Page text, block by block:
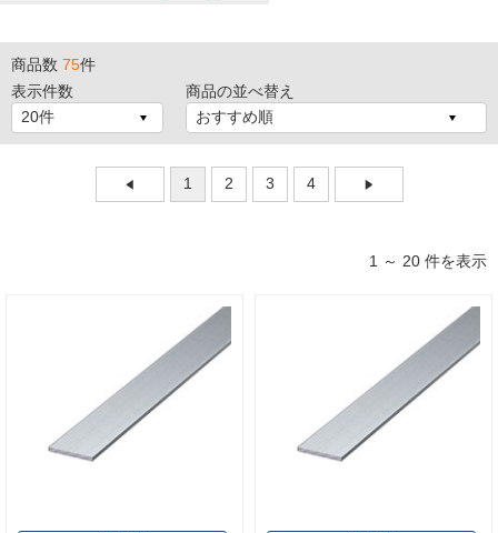
商品数 75件
表示件数
商品の並べ替え
1 2 3 4
1 ～ 20 件を表示